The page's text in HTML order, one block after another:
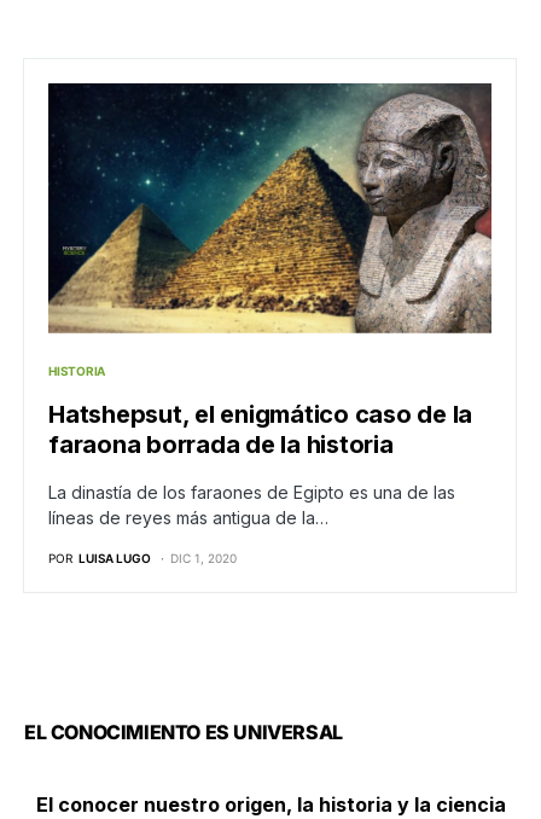
HISTORIA
Hatshepsut, el enigmático caso de la
faraona borrada de la historia
La dinastía de los faraones de Egipto es una de las
líneas de reyes más antigua de la…
POR LUISA LUGO DIC 1, 2020
EL CONOCIMIENTO ES UNIVERSAL
El conocer nuestro origen, la historia y la ciencia